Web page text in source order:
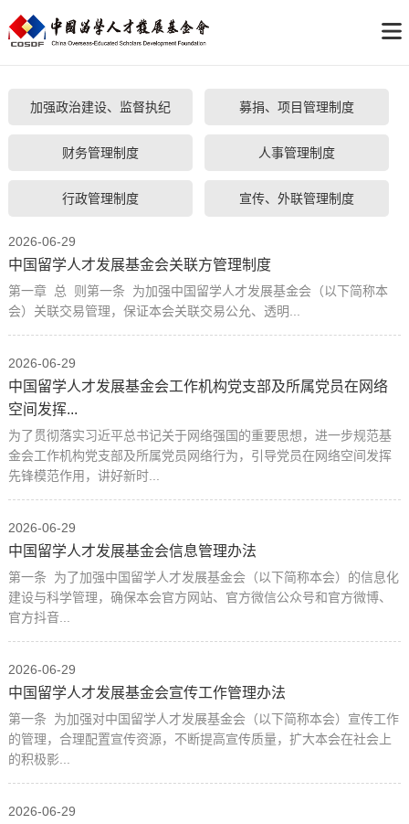
加强政治建设、监督执纪 募捐、项目管理制度
财务管理制度 人事管理制度
行政管理制度 宣传、外联管理制度
2026-06-29
中国留学人才发展基金会关联方管理制度
第一章 总 则第一条 为加强中国留学人才发展基金会（以下简称本
会）关联交易管理，保证本会关联交易公允、透明...
2026-06-29
中国留学人才发展基金会工作机构党支部及所属党员在网络
空间发挥...
为了贯彻落实习近平总书记关于网络强国的重要思想，进一步规范基
金会工作机构党支部及所属党员网络行为，引导党员在网络空间发挥
先锋模范作用，讲好新时...
2026-06-29
中国留学人才发展基金会信息管理办法
第一条 为了加强中国留学人才发展基金会（以下简称本会）的信息化
建设与科学管理，确保本会官方网站、官方微信公众号和官方微博、
官方抖音...
2026-06-29
中国留学人才发展基金会宣传工作管理办法
第一条 为加强对中国留学人才发展基金会（以下简称本会）宣传工作
的管理，合理配置宣传资源，不断提高宣传质量，扩大本会在社会上
的积极影...
2026-06-29